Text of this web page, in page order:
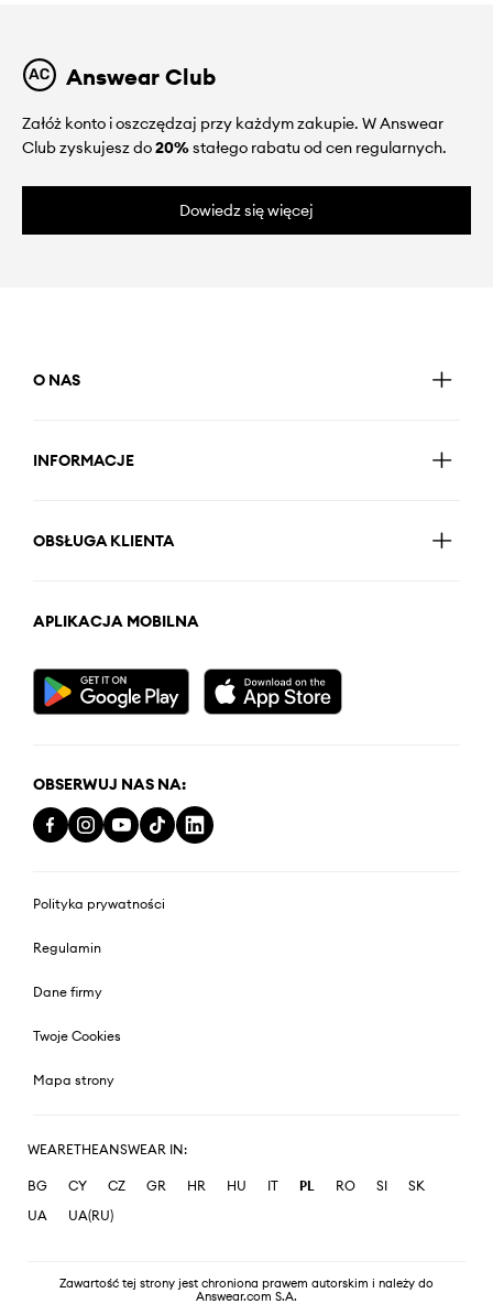
Answear Club
Załóż konto i oszczędzaj przy każdym zakupie. W Answear
Club zyskujesz do20%stałego rabatu od cen regularnych.
Dowiedz się więcej
O NAS
INFORMACJE
OBSŁUGA KLIENTA
APLIKACJA MOBILNA
OBSERWUJ NAS NA:
Polityka prywatności
Regulamin
Dane firmy
Twoje Cookies
Mapa strony
WEARETHEANSWEAR IN:
BG CY CZ GR HR HU IT PL RO SI
SK
UA
UA(RU)
Zawartość tej strony jest chroniona prawem autorskim i należy do
Answear.com S.A.